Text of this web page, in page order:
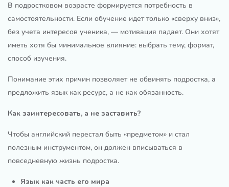
В подростковом возрасте формируется потребность в
самостоятельности. Если обучение идет только «сверху вниз»,
без учета интересов ученика, — мотивация падает. Они хотят
иметь хотя бы минимальное влияние: выбрать тему, формат,
способ изучения.
Понимание этих причин позволяет не обвинять подростка, а
предложить язык как ресурс, а не как обязанность.
Как заинтересовать, а не заставить?
Чтобы английский перестал быть «предметом» и стал
полезным инструментом, он должен вписываться в
повседневную жизнь подростка.
Язык как часть его мира